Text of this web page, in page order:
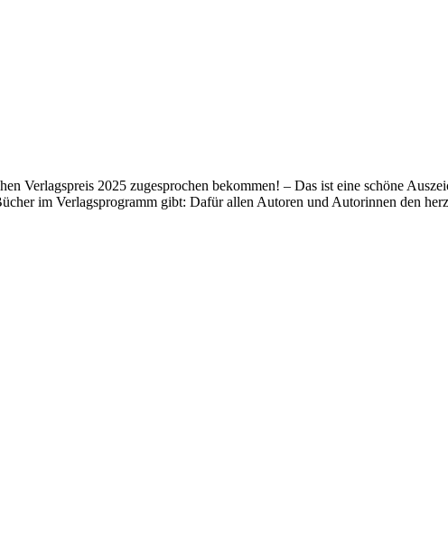
Verlagspreis 2025 zugesprochen bekommen! – Das ist eine schöne
im Verlagsprogramm gibt: Dafür allen Autoren und Autorinnen den